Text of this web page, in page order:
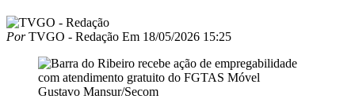
PorTVGO - Redação Em 18/05/2026 15:25
Gustavo Mansur/Secom